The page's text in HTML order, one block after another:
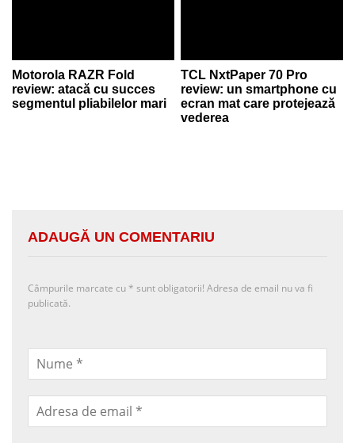
Motorola RAZR Fold
review: atacă cu succes
segmentul pliabilelor mari
TCL NxtPaper 70 Pro
review: un smartphone cu
ecran mat care protejează
vederea
ADAUGĂ UN COMENTARIU
Câmpurile marcate cu * sunt obligatorii! Adresa de email nu va fi
publicată.